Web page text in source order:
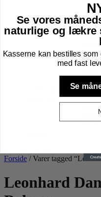
Pleje
Bure
Lopper og tæger
Forside / Varer tagged
Leonhard
Se vores
naturlige og lækre
Kasserne kan bestilles
med fast
Se